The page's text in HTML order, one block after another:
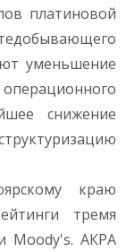
платиновой
уменьшение
снижение
краю
тремя
Moody's. АКРА